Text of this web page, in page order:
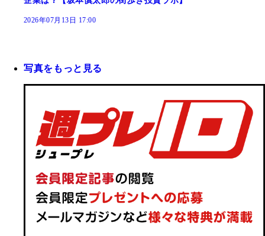
2026年07月13日 17:00
写真をもっと見る